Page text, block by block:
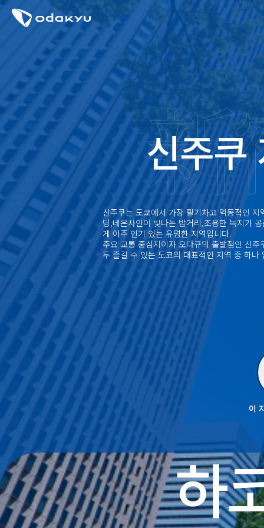
신주쿠
신주쿠는 도쿄에서 가장 활기차고 역동적인
딩,네온사인이 빛나는 밤거리,조용한 녹지가
게 아주 인기 있는 유명한 지역입니다.
주요 교통 중심지이자 오다큐의 출발점인 신
두 즐길 수 있는 도쿄의 대표적인 지역 중 하나
이
하